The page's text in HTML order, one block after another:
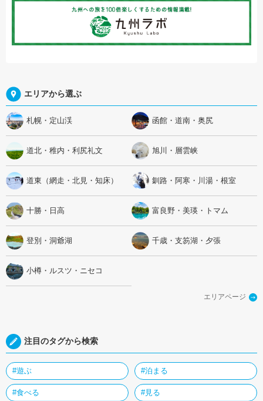
エリアから選ぶ
札幌・定山渓 函館・道南・奥尻
道北・稚内・利尻礼文 旭川・層雲峡
道東（網走・北見・知床） 釧路・阿寒・川湯・根室
十勝・日高 富良野・美瑛・トマム
登別・洞爺湖 千歳・支笏湖・夕張
小樽・ルスツ・ニセコ
エリアページ
注目のタグから検索
#遊ぶ #泊まる
#食べる #見る